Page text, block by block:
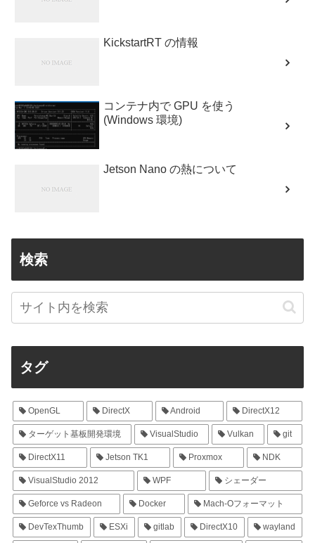
KickstartRT の情報
コンテナ内で GPU を使う
(Windows 環境)
Jetson Nano の熱について
検索
タグ
OpenGL DirectX Android DirectX12
ターゲット基板開発環境 VisualStudio Vulkan git
DirectX11 Jetson TK1 Proxmox NDK
VisualStudio 2012 WPF シェーダー
Geforce vs Radeon Docker Mach-Oフォーマット
DevTexThumb ESXi gitlab DirectX10 wayland